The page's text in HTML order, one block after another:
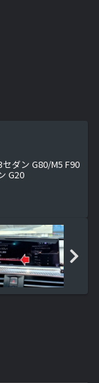
ダン G80/M5 F90
G20